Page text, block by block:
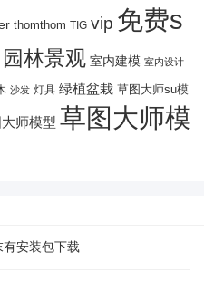
thomthom TIG vip 免费s
园林景观 室内建模 室内设计
沙发 灯具 绿植盆栽 草图大师su模
师模型 草图大师模
安装包下载